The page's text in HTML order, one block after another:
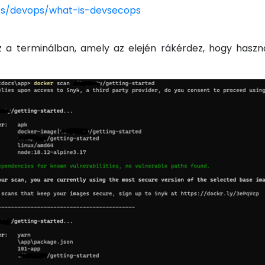
devops/what-is-devsecops
terminálban, amely az elején rákérdez, hogy